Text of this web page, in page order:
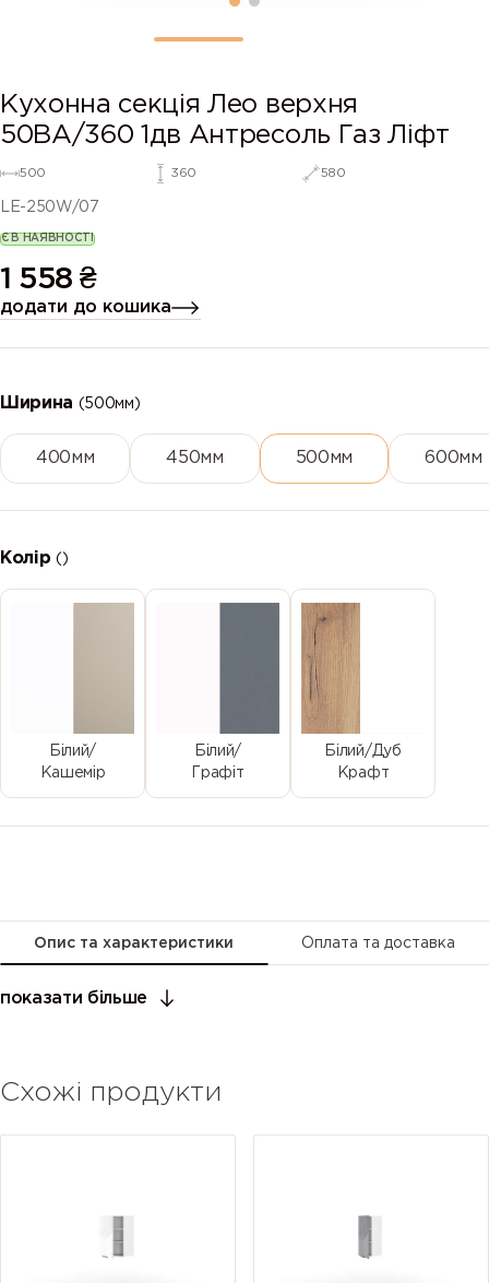
Кухонна секція Лео верхня
50ВА/360 1дв Антресоль Газ Ліфт
500 360 580
LE-250W/07
Є В НАЯВНОСТІ
1 558 ₴
додати до кошика
Ширина (500мм)
400мм 450мм 500мм 600мм
Колір()
Білий/
Кашемір
Білий/
Графіт
Білий/Дуб
Крафт
Опис та характеристики Оплата та доставка
показати більше
Схожі продукти